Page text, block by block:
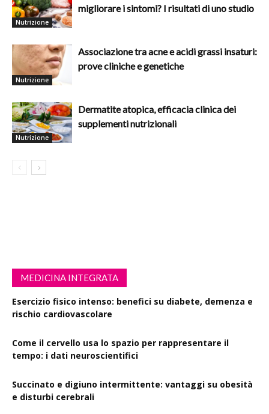
Nutrizione
migliorare i sintomi? I risultati di uno studio
Nutrizione
Associazione tra acne e acidi grassi insaturi:
prove cliniche e genetiche
Nutrizione
Dermatite atopica, efficacia clinica dei
supplementi nutrizionali
MEDICINA INTEGRATA
Esercizio fisico intenso: benefici su diabete, demenza e
rischio cardiovascolare
Come il cervello usa lo spazio per rappresentare il
tempo: i dati neuroscientifici
Succinato e digiuno intermittente: vantaggi su obesità
e disturbi cerebrali